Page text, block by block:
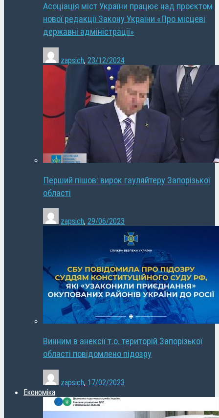
Асоціація міст України працює над проєктом
нової редакції Закону України «Про місцеві
державні адміністрації»
zapsich, 23/12/2024
Перший пішов: вирок гауляйтеру Запорізької
області
zapsich, 29/06/2023
Винним в анексії т.о. територій Запорізької
області повідомлено підозру
zapsich, 17/02/2023
Економіка